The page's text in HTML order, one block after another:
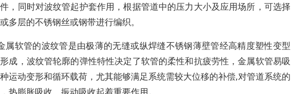
，同时对波纹管起护套作用，根据管道中的压力大小及应用场所，可选择
多层的不锈钢丝或钢带进行编织。
属软管的波纹管是由极薄的无缝或纵焊缝不锈钢薄壁管经高精度塑性变型
成，波纹管轮廓的弹性特性决定了软管的柔性和抗疲劳性，金属软管易吸
运动变形和循环载荷，尤其能够满足系统需较大位移的补偿,对管道系统的